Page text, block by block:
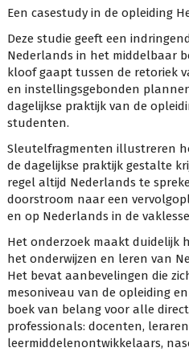
Een casestudy in de opleiding
Deze studie geeft een
Nederlands in het middelbaar
kloof gaapt tussen de retoriek
en instellingsgebonden
dagelijkse praktijk van de
studenten.
Sleutelfragmenten illustreren
de dagelijkse praktijk gestalte
regel altijd Nederlands te
doorstroom naar een
en op Nederlands in de
Het onderzoek maakt duidelijk
het onderwijzen en leren van
Het bevat aanbevelingen die
mesoniveau van de opleiding
boek van belang voor alle
professionals: docenten,
leermiddelenontwikkelaars,